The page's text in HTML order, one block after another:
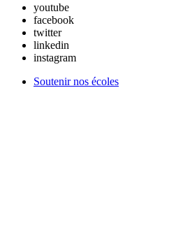
youtube
facebook
twitter
linkedin
instagram
Soutenir nos écoles